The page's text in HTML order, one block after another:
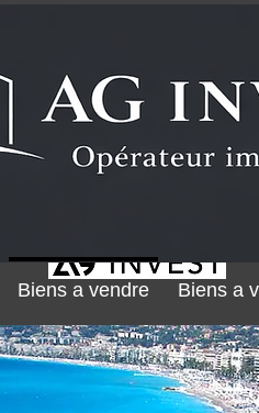
Biens a vendre Biens a